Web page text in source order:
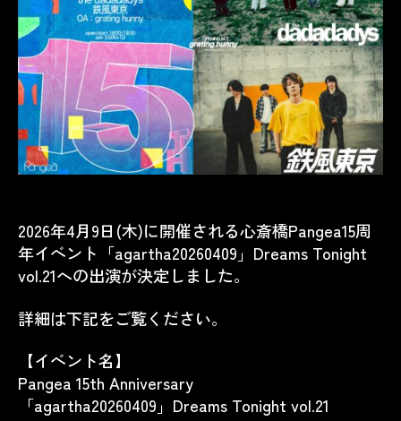
2026年4月9日(木)に開催される心斎橋Pangea15周
年イベント「agartha20260409」Dreams Tonight
vol.21への出演が決定しました。
詳細は下記をご覧ください。
【イベント名】
Pangea 15th Anniversary
「agartha20260409」Dreams Tonight vol.21